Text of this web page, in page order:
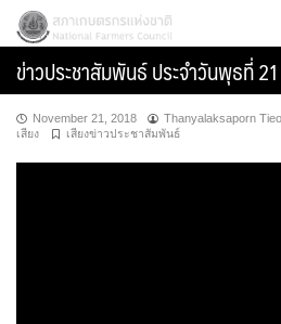
Skip
content
สภาเกษตรกรแห่งชาติ
ข่าวประชาสัมพันธ์ ประจำวันพุธที่
November 21, 2018 Thanyalaksaporn
เสียง
เสียงข่าวประชาสัมพันธ์